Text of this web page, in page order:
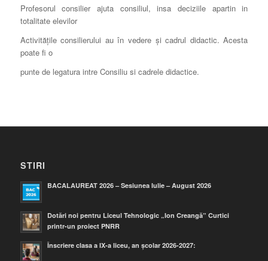
Profesorul consilier ajuta consiliul, insa deciziile apartin in
totalitate elevilor
Activităţile consilierului au în vedere şi cadrul didactic. Acesta
poate fi o
punte de legatura intre Consiliu si cadrele didactice.
STIRI
BACALAUREAT 2026 – Sesiunea Iulie – August 2026
Dotări noi pentru Liceul Tehnologic „Ion Creangă” Curtici
printr-un proiect PNRR
Înscriere clasa a IX-a liceu, an școlar 2026-2027: